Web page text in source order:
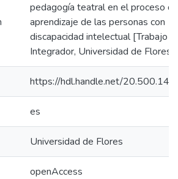
pedagogía teatral en el proceso de
aprendizaje de las personas con
discapacidad intelectual [Trabajo
Integrador, Universidad de Flores].
https://hdl.handle.net/
es
Universidad de Flores
openAccess